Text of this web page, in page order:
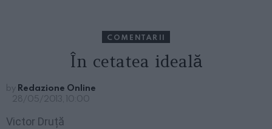
COMENTARII
În cetatea ideală
by Redazione Online
28/05/2013, 10:00
Victor Druță